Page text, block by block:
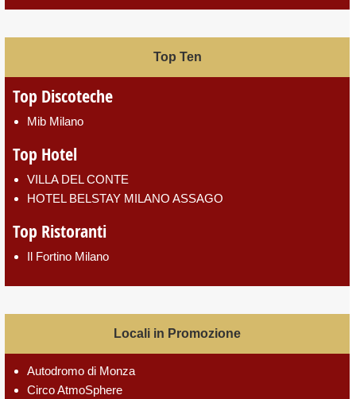
Top Ten
Top Discoteche
Mib Milano
Top Hotel
VILLA DEL CONTE
HOTEL BELSTAY MILANO ASSAGO
Top Ristoranti
Il Fortino Milano
Locali in Promozione
Autodromo di Monza
Circo AtmoSphere